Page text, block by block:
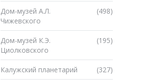
(498)
Дом-музей А.Л.
Чижевского
(195)
Дом-музей К.Э.
Циолковского
(327)
Калужский планетарий